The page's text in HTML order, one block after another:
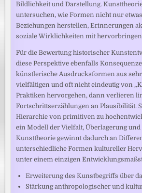
Bildlichkeit und Darstellung.
untersuchen, wie Formen nicht nur
Beziehungen herstellen, Erinnerungen
soziale Wirklichkeiten mit
Für die Bewertung historischer
diese Perspektive ebenfalls
künstlerische Ausdrucksformen aus
vielfältigen und oft nicht eindeutig von
Praktiken hervorgehen, dann verlieren
Fortschrittserzählungen an Plausibilität.
Hierarchie von primitiven zu
ein Modell der Vielfalt, Überlagerung
Kunsttheorie gewinnt dadurch an
unterschiedliche Formen kultureller
unter einem einzigen
Erweiterung des Kunstbegriffs über
Stärkung anthropologischer und